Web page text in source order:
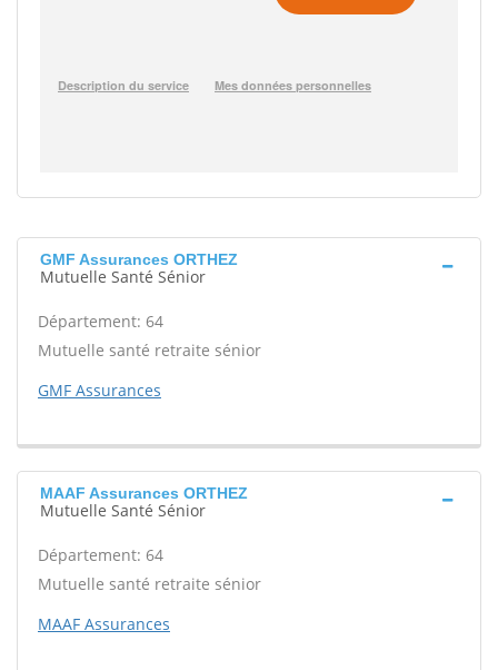
GMF Assurances ORTHEZ
Mutuelle Santé Sénior
Département: 64
Mutuelle santé retraite sénior
GMF Assurances
MAAF Assurances ORTHEZ
Mutuelle Santé Sénior
Département: 64
Mutuelle santé retraite sénior
MAAF Assurances